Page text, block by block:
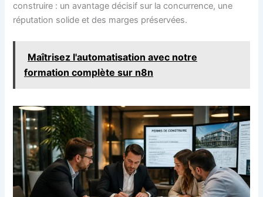
construire : un avantage décisif sur la concurrence, une
réputation solide et des marges préservées.
Maîtrisez l'automatisation avec notre
formation complète sur n8n